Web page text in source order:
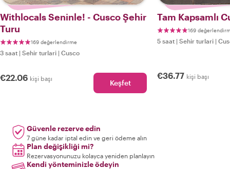
Withlocals Seninle! - Cusco Şehir
Turu
169 değerlendirme
3 saat | Sehir turlari | Cusco
€22.06 kişi başı Keşfet
Tam Kapsamlı
169
5 saat | Sehir turlari |
€36.77 kişi başı
Güvenle rezerve edin
7 güne kadar iptal edin ve geri ödeme alın
Plan değişikliği mi?
Rezervasyonunuzu kolayca yeniden planlayın
Kendi yönteminizle ödeyin